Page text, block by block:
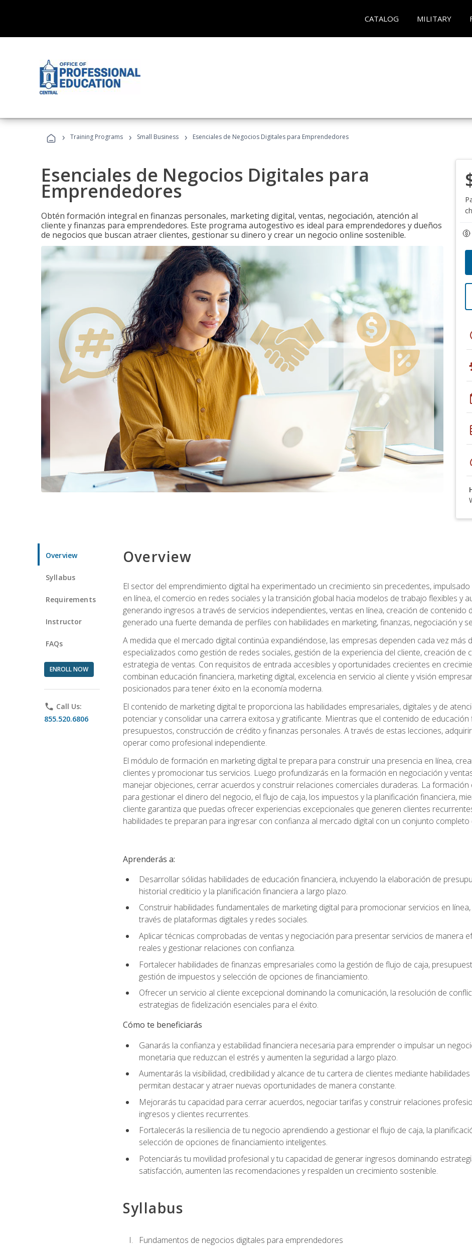
CATALOG MILITARY
› Training Programs › Small Business › Esenciales de Negocios Digitales para Emprendedores
Esenciales de Negocios Digitales para
Emprendedores
Obtén formación integral en finanzas personales, marketing digital, ventas, negociación, atención al
cliente y finanzas para emprendedores. Este programa autogestivo es ideal para emprendedores y dueños
de negocios que buscan atraer clientes, gestionar su dinero y crear un negocio online sostenible.
Overview
Syllabus
Requirements
Instructor
FAQs
ENROLL NOW
phone Call Us:
855.520.6806
Overview
El sector del emprendimiento digital ha experimentado un crecimiento sin precedentes,
en línea, el comercio en redes sociales y la transición global hacia modelos de trabajo flexibles y
generando ingresos a través de servicios independientes, ventas en línea, creación de contenido
generado una fuerte demanda de perfiles con habilidades en marketing, finanzas, negociación y
A medida que el mercado digital continúa expandiéndose, las empresas dependen cada vez
especializados como gestión de redes sociales, gestión de la experiencia del cliente, creación
estrategia de ventas. Con requisitos de entrada accesibles y oportunidades crecientes en
combinan educación financiera, marketing digital, excelencia en servicio al cliente y visión
posicionados para tener éxito en la economía moderna.
El contenido de marketing digital te proporciona las habilidades empresariales, digitales y de
potenciar y consolidar una carrera exitosa y gratificante. Mientras que el contenido de
presupuestos, construcción de crédito y finanzas personales. A través de estas lecciones,
operar como profesional independiente.
El módulo de formación en marketing digital te prepara para construir una presencia en línea,
clientes y promocionar tus servicios. Luego profundizarás en la formación en negociación y
manejar objeciones, cerrar acuerdos y construir relaciones comerciales duraderas. La
para gestionar el dinero del negocio, el flujo de caja, los impuestos y la planificación financiera,
cliente garantiza que puedas ofrecer experiencias excepcionales que generen clientes
habilidades te preparan para ingresar con confianza al mercado digital con un conjunto
Aprenderás a:
Desarrollar sólidas habilidades de educación financiera, incluyendo la elaboración de
historial crediticio y la planificación financiera a largo plazo.
Construir habilidades fundamentales de marketing digital para promocionar servicios en
través de plataformas digitales y redes sociales.
Aplicar técnicas comprobadas de ventas y negociación para presentar servicios de manera
reales y gestionar relaciones con confianza.
Fortalecer habilidades de finanzas empresariales como la gestión de flujo de caja,
gestión de impuestos y selección de opciones de financiamiento.
Ofrecer un servicio al cliente excepcional dominando la comunicación, la resolución de
estrategias de fidelización esenciales para el éxito.
Cómo te beneficiarás
Ganarás la confianza y estabilidad financiera necesaria para emprender o impulsar un
monetaria que reduzcan el estrés y aumenten la seguridad a largo plazo.
Aumentarás la visibilidad, credibilidad y alcance de tu cartera de clientes mediante
permitan destacar y atraer nuevas oportunidades de manera constante.
Mejorarás tu capacidad para cerrar acuerdos, negociar tarifas y construir relaciones
ingresos y clientes recurrentes.
Fortalecerás la resiliencia de tu negocio aprendiendo a gestionar el flujo de caja, la
selección de opciones de financiamiento inteligentes.
Potenciarás tu movilidad profesional y tu capacidad de generar ingresos dominando
satisfacción, aumenten las recomendaciones y respalden un crecimiento sostenible.
Syllabus
Fundamentos de negocios digitales para emprendedores